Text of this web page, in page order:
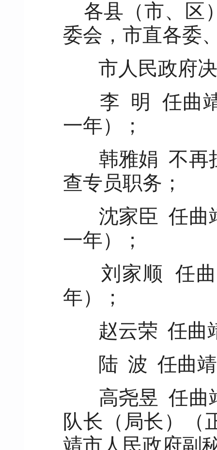
各县（市、区
委会，市直各委
市人民政府
李 明 任曲
一年）；
韩雅娟 不再
查专员职务；
沈家臣 任曲
一年）；
刘家顺 任曲
年）；
赵云荣 任曲
陆 波 任曲靖
高尧昱 任曲
队长（局长）（
靖市人民政府副